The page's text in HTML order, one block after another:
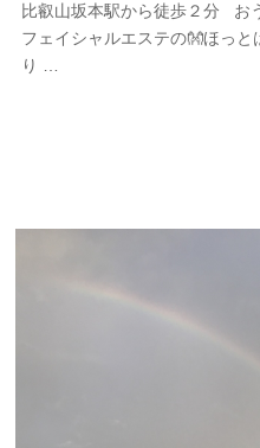
比叡山坂本駅から徒歩２分 お
フェイシャルエステの👐ほっ
り …